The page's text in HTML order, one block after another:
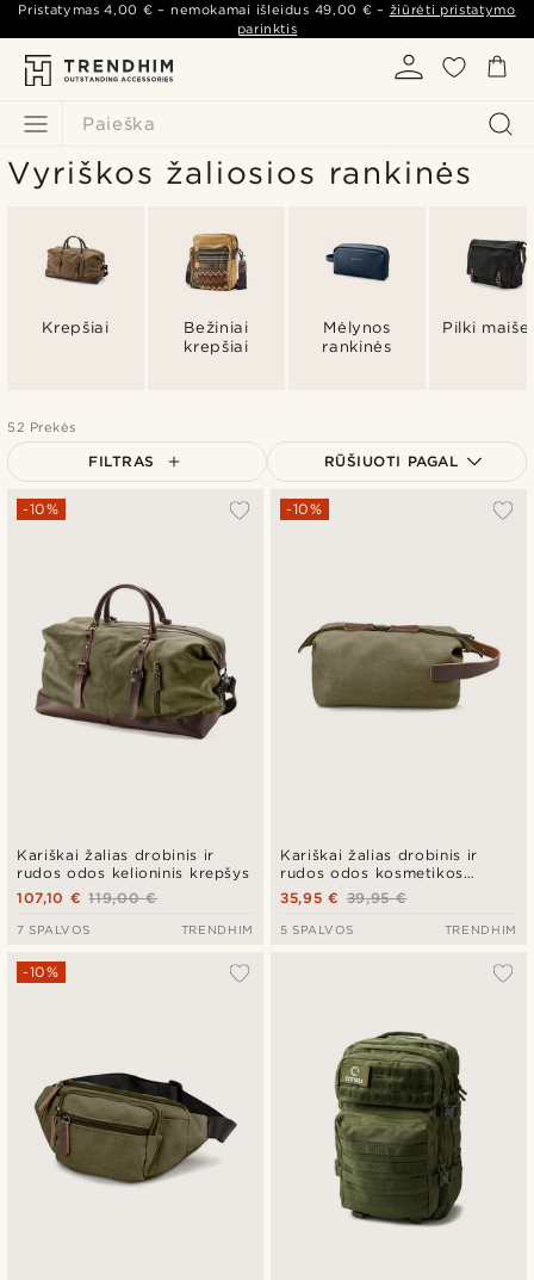
Paieška
Pristatymas4,00 € – nemokamai išleidus 49,00 € – žiūrėti pristatymo
parinktis
Vyriškos žaliosios rankinės
Krepšiai
Bežiniai
krepšiai
Mėlynos
rankinės
Pilki
52 Prekės
FILTRAS RŪŠIUOTI PAGAL
Populiariausias
Kariškai žalias drobinis ir
rudos odos kelioninis krepšys
-10%
119,00 €
107,10 €
7 SPALVOS TRENDHIM
Kariškai žalias drobinis ir
rudos odos kosmetikos
krepšelis
-10%
39,95 €
35,95 €
5 SPALVOS TRENDHIM
-10%